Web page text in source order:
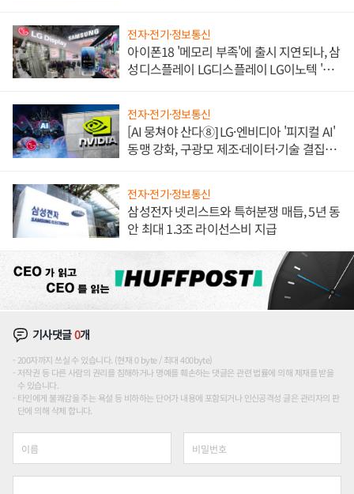
전자·전기·정보통신
아이폰18 '메모리 부족'에 출시 지연되나, 삼
성디스플레이 LG디스플레이 LG이노텍 '탈
전자·전기·정보통신
[AI 뭉쳐야 산다⑧] LG·엔비디아 '피지컬 AI'
동맹 강화, 구광모 제조·데이터·기술 결집
전자·전기·정보통신
삼성전자 넷리스트와 특허분쟁 매듭, 5년 동
안 최대 1.3조 라이선스비 지급
기사댓글0개
200자까지 쓰실 수 있습니다. (현재 0 byte / 최대 400byte)
저작권 등 다른 사람의 권리를 침해하거나 명예를 훼손하는 댓글은 관련 법률에 의해 제재를 받을
수 있습니다.
타인에게 불쾌감을 주는 욕설 등 비하하는 단어가 내용에 포함되거나 인신공격성 글은 관리자의 판
단에 의해 삭제 합니다.